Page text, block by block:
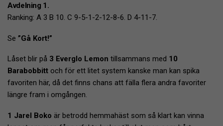
Avdelning 1.
Ranking: A 3 B 10. C 9-5-1-2-12-8-6. D 4-11-7.
Se ”Gå Kort!”
Låset blir på 3 Everglo Lemon tillsammans med 10
Barabobbitt och för ett litet system kanske man kan spika
favoriten här, då det finns chans att fälla flera andra favoriter
längre fram i omgången.
1 Jarel Boko är betrodd hemmahäst som så klart kan vinna